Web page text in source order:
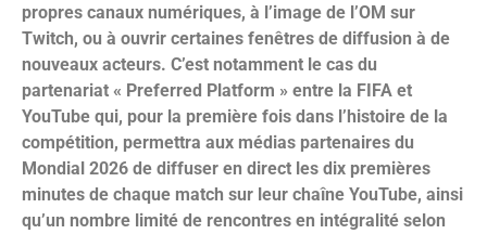
propres canaux numériques, à l’image de l’OM sur
Twitch, ou à ouvrir certaines fenêtres de diffusion à de
nouveaux acteurs. C’est notamment le cas du
partenariat « Preferred Platform » entre la FIFA et
YouTube qui, pour la première fois dans l’histoire de la
compétition, permettra aux médias partenaires du
Mondial 2026 de diffuser en direct les dix premières
minutes de chaque match sur leur chaîne YouTube, ainsi
qu’un nombre limité de rencontres en intégralité selon